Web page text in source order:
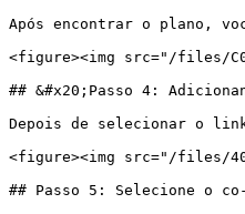
Após encontrar o plano,
<figure><img src="/files/
## &#x20;Passo 4:
Depois de selecionar o
<figure><img src="/files/
## Passo 5: Selecione o